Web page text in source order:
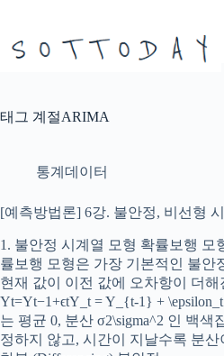
으
뛰
태그 계절ARIMA
통계데이터
[예측방법론] 6강. 불안정, 비선형
1. 불안정 시계열 모형 확률보행 모
률보행 모형은 가장 기본적인 불안
현재 값이 이전 값에 오차항이 더해
Yt=Yt−1+ϵtY_t = Y_{t-1} +
는 평균 0, 분산 σ2\sigma^2 인 백색
정하지 않고, 시간이 지날수록 분